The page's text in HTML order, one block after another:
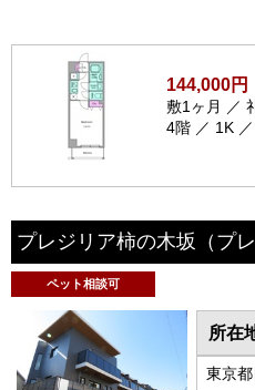
144,000円
敷1ヶ月 ／
4階 ／ 1K
プレジリア柿の木坂 （プ
ペット相談可
所在
東京